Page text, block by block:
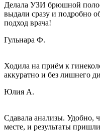
Делала УЗИ брюшной
выдали сразу и подробно
подход врача!
Гульнара Ф.
Ходила на приём к
аккуратно и без лишнего
Юлия А.
Сдавала анализы. Удобно,
месте, и результаты